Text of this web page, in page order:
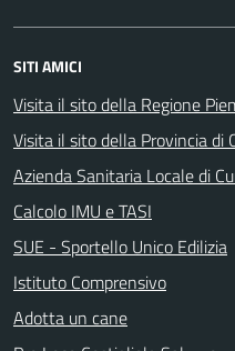
SITI AMICI
Visita il sito della Regione
Visita il sito della Provincia di
Azienda Sanitaria Locale di
Calcolo IMU e TASI
SUE - Sportello Unico Edilizia
Istituto Comprensivo
Adotta un cane